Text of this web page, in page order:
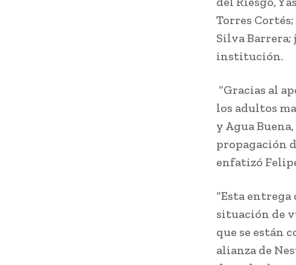
Torres
Silva
institución.
“Gracias al
los adultos
y Agua
propagación
enfatizó
“Esta
situación de
que se están
alianza de